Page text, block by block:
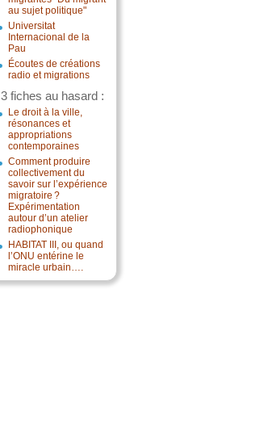
au sujet politique"
Universitat
Internacional de la
Pau
Écoutes de créations
radio et migrations
3 fiches au hasard :
Le droit à la ville,
résonances et
appropriations
contemporaines
Comment produire
collectivement du
savoir sur l’expérience
migratoire ?
Expérimentation
autour d’un atelier
radiophonique
HABITAT III, ou quand
l’ONU entérine le
miracle urbain….